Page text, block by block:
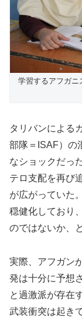
学習するアフガニ
タリバンによる
部隊＝ISAF）の
なショックだっ
テロ支配を再び
が広がっていた
穏健化しており
のではないか、
実際、アフガン
発は十分に予想
と過激派が存在
武装衝突は起き